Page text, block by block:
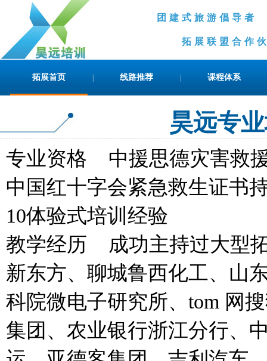
团建式旅游倡导
拓展联盟合作伙
拓展首页 线路推荐 课程体系
昊远专
专业资格 中援思德灾害救
中国红十字会紧急救生证书
10体验式培训经验
教学经历 成功主持过大型
新东方、聊城鲁西化工、山
科院微电子研究所、tom 网
集团、农业银行浙江分行、